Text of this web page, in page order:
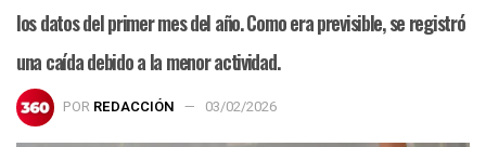
los datos del primer mes del año. Como era previsible, se registró
una caída debido a la menor actividad.
POR REDACCIÓN 03/02/2026